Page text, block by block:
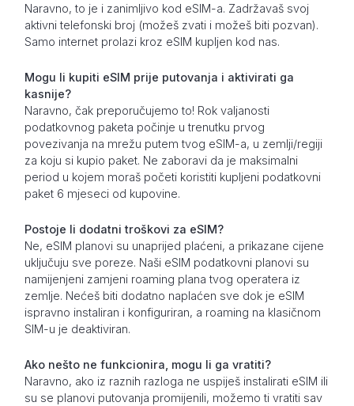
Naravno, to je i zanimljivo kod eSIM-a. Zadržavaš svoj
aktivni telefonski broj (možeš zvati i možeš biti pozvan).
Samo internet prolazi kroz eSIM kupljen kod nas.
Mogu li kupiti eSIM prije putovanja i aktivirati ga
kasnije?
Naravno, čak preporučujemo to! Rok valjanosti
podatkovnog paketa počinje u trenutku prvog
povezivanja na mrežu putem tvog eSIM-a, u zemlji/regiji
za koju si kupio paket. Ne zaboravi da je maksimalni
period u kojem moraš početi koristiti kupljeni podatkovni
paket 6 mjeseci od kupovine.
Postoje li dodatni troškovi za eSIM?
Ne, eSIM planovi su unaprijed plaćeni, a prikazane cijene
uključuju sve poreze. Naši eSIM podatkovni planovi su
namijenjeni zamjeni roaming plana tvog operatera iz
zemlje. Nećeš biti dodatno naplaćen sve dok je eSIM
ispravno instaliran i konfiguriran, a roaming na klasičnom
SIM-u je deaktiviran.
Ako nešto ne funkcionira, mogu li ga vratiti?
Naravno, ako iz raznih razloga ne uspiješ instalirati eSIM ili
su se planovi putovanja promijenili, možemo ti vratiti sav